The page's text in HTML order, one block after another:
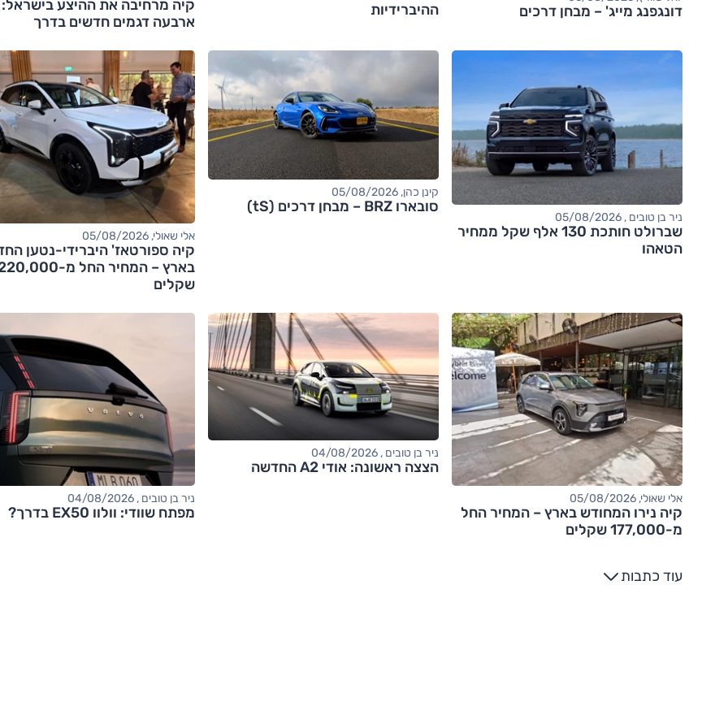
דונגפנג מייג' – מבחן דרכים
ההיברידיות
קיה מרחיבה את ההיצע בישראל:
ארבעה דגמים חדשים בדרך
ניר בן טובים , 05/08/2026
שברולט חותכת 130 אלף שקל ממחיר
הטאהו
קינן כהן, 05/08/2026
סובארו BRZ – מבחן דרכים (tS)
אלי שאולי, 05/08/2026
קיה ספורטאז' היברידי-נטען
בארץ – המחיר החל מ-
שקלים
אלי שאולי, 05/08/2026
קיה נירו המחודש בארץ – המחיר החל
מ-177,000 שקלים
ניר בן טובים , 04/08/2026
הצצה ראשונה: אודי A2 החדשה
ניר בן טובים , 04/08/2026
מפתח שוודי: וולוו EX50 בדרך?
עוד כתבות